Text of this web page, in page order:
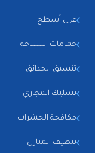
عزل أسطح
حمامات السباحة
تنسيق الحدائق
تسليك المجاري
مكافحة الحشرات
تنظيف المنازل